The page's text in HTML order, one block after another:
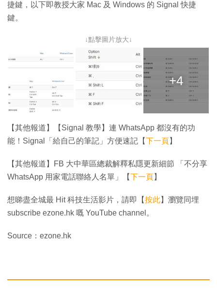
捷鍵，以下即教授大家 Mac 及 Windows 的 Signal 快捷
鍵。
↓點擊圖片放大↓
+4
【其他報道】【Signal 教學】連 WhatsApp 都沒有的功
能！Signal「給自己的筆記」方便速記【下一頁】
【其他報道】FB 大中華區總裁解釋私隱更新細節 「不分享
WhatsApp 用家電話聯絡人名單」【下一頁】
想睇盡全城最 Hit 科技生活影片，請即【按此】瀏覽同埋
subscribe ezone.hk 嘅 YouTube channel。
Source：ezone.hk